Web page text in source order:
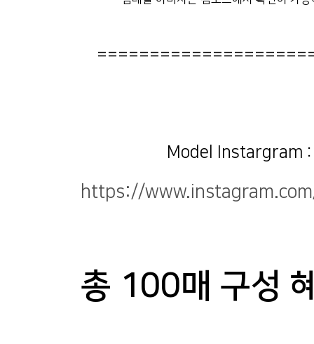
Model Instargram
https://
총 100매 구성